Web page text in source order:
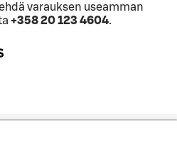
varauksen useamman
+358 20 123 4604.